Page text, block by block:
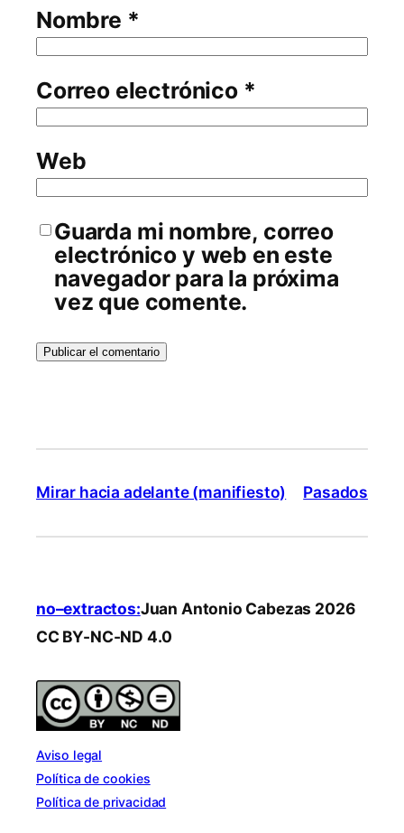
Nombre *
Correo electrónico *
Web
Guarda mi nombre, correo
electrónico y web en este
navegador para la próxima
vez que comente.
Mirar hacia adelante (manifiesto) Pasados
no–extractos:Juan Antonio Cabezas 2026
CC BY-NC-ND 4.0
Aviso legal
Política de cookies
Política de privacidad